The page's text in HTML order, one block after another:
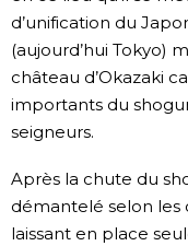
d’unification du
(aujourd’hui Tokyo)
château d’Okazaki
importants du
seigneurs.
Après la chute du
démantelé selon les
laissant en place